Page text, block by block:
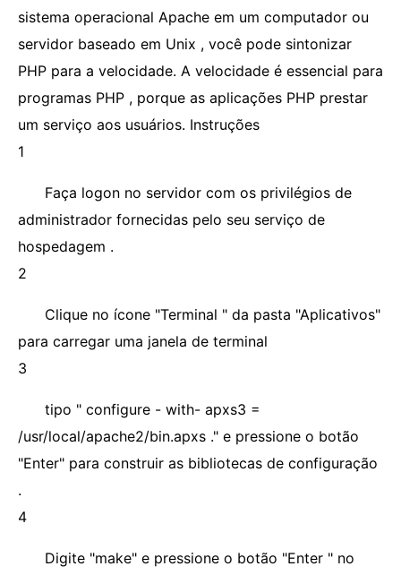
sistema operacional Apache em um computador ou
servidor baseado em Unix , você pode sintonizar
PHP para a velocidade. A velocidade é essencial para
programas PHP , porque as aplicações PHP prestar
um serviço aos usuários. Instruções
1
Faça logon no servidor com os privilégios de
administrador fornecidas pelo seu serviço de
hospedagem .
2
Clique no ícone "Terminal " da pasta "Aplicativos"
para carregar uma janela de terminal
3
tipo " configure - with- apxs3 =
/usr/local/apache2/bin.apxs ." e pressione o botão
"Enter" para construir as bibliotecas de configuração
.
4
Digite "make" e pressione o botão "Enter " no